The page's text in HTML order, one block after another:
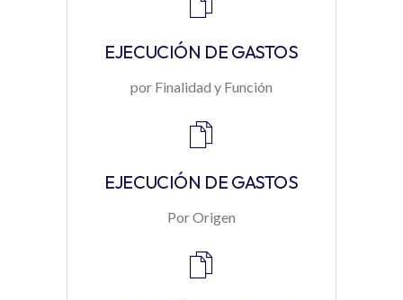
EJECUCIÓN DE GASTOS
por Finalidad y Función
EJECUCIÓN DE GASTOS
Por Origen